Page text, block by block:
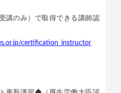
講のみ）で取得できる講師認
certification_instructor